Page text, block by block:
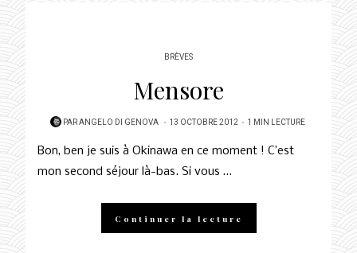
BRÈVES
Mensore
PARANGELO DI GENOVA
POSTED
13 OCTOBRE 2012 1 MIN LECTURE
Bon, ben je suis à Okinawa en ce moment ! C’est
mon second séjour là-bas. Si vous …
Continuer la lecture